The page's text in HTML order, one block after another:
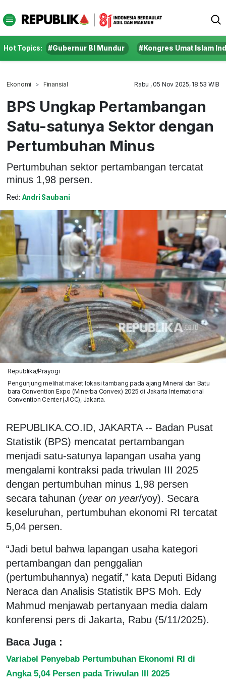
Hot Topics: #Gubernur BI Mundur #Kongres Umat Islam
Ekonomi Finansial Rabu , 05 Nov 2025, 18:53 WIB
BPS Ungkap Pertambangan
Satu-satunya Sektor dengan
Pertumbuhan Minus
Pertumbuhan sektor pertambangan tercatat
minus 1,98 persen.
Red: Andri Saubani
Republika/Prayogi
Pengunjung melihat maket lokasi tambang pada ajang Mineral dan Batu
bara Convention Expo (Minerba Convex) 2025 di Jakarta International
Convention Center (JICC), Jakarta.
REPUBLIKA.CO.ID, JAKARTA -- Badan Pusat
Statistik (BPS) mencatat pertambangan
menjadi satu-satunya lapangan usaha yang
mengalami kontraksi pada triwulan III 2025
dengan pertumbuhan minus 1,98 persen
secara tahunan (year on year/yoy). Secara
keseluruhan, pertumbuhan ekonomi RI tercatat
5,04 persen.
“Jadi betul bahwa lapangan usaha kategori
pertambangan dan penggalian
(pertumbuhannya) negatif,” kata Deputi Bidang
Neraca dan Analisis Statistik BPS Moh. Edy
Mahmud menjawab pertanyaan media dalam
konferensi pers di Jakarta, Rabu (5/11/2025).
Baca Juga :
Variabel Penyebab Pertumbuhan Ekonomi RI di
Angka 5,04 Persen pada Triwulan III 2025